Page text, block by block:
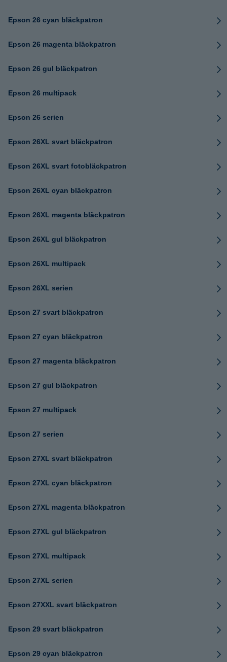
Epson 26 cyan bläckpatron
Epson 26 magenta bläckpatron
Epson 26 gul bläckpatron
Epson 26 multipack
Epson 26 serien
Epson 26XL svart bläckpatron
Epson 26XL svart fotobläckpatron
Epson 26XL cyan bläckpatron
Epson 26XL magenta bläckpatron
Epson 26XL gul bläckpatron
Epson 26XL multipack
Epson 26XL serien
Epson 27 svart bläckpatron
Epson 27 cyan bläckpatron
Epson 27 magenta bläckpatron
Epson 27 gul bläckpatron
Epson 27 multipack
Epson 27 serien
Epson 27XL svart bläckpatron
Epson 27XL cyan bläckpatron
Epson 27XL magenta bläckpatron
Epson 27XL gul bläckpatron
Epson 27XL multipack
Epson 27XL serien
Epson 27XXL svart bläckpatron
Epson 29 svart bläckpatron
Epson 29 cyan bläckpatron